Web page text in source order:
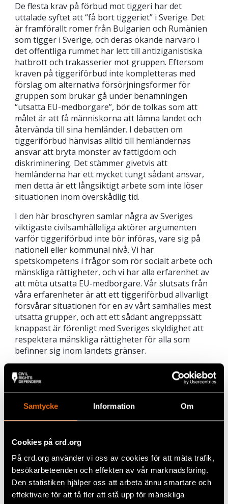
Samtycke Information Om
Cookies på crd.org
På crd.org använder vi oss av cookies för att mäta trafik,
besökarbeteenden och effekten av vår marknadsföring.
Den statistiken hjälper oss att arbeta ännu smartare och
effektivare för att få fler att stå upp för mänskliga
De flesta krav på förbud mot tiggeri har det
uttalade syftet att “få bort tiggeriet” i Sverige. Det
är framförallt romer från Bulgarien och Rumänien
som tigger i Sverige, och deras ökande närvaro i
det offentliga rummet har lett till antiziganistiska
hatbrott och trakasserier mot gruppen. Eftersom
kraven på tiggeriförbud inte kompletteras med
förslag om alternativa försörjningsformer för
gruppen som brukar gå under benämningen
“utsatta EU-medborgare”, bör de tolkas som att
målet är att få människorna att lämna landet och
återvända till sina hemländer. I debatten om
tiggeriförbud hänvisas alltid till hemländernas
ansvar att bryta mönster av fattigdom och
diskriminering. Det stämmer givetvis att
hemländerna har ett mycket tungt sådant ansvar,
men detta är ett långsiktigt arbete som inte löser
situationen inom överskådlig tid.
I den här broschyren samlar några av Sveriges
viktigaste civilsamhälleliga aktörer argumenten
varför tiggeriförbud inte bör införas, vare sig på
nationell eller kommunal nivå. Vi har
spetskompetens i frågor som rör socialt arbete och
mänskliga rättigheter, och vi har alla erfarenhet av
att möta utsatta EU-medborgare. Vår slutsats från
våra erfarenheter är att ett tiggeriförbud allvarligt
försvårar situationen för en av vårt samhälles mest
utsatta grupper, och att ett sådant angreppssätt
knappast är förenligt med Sveriges skyldighet att
respektera mänskliga rättigheter för alla som
befinner sig inom landets gränser.
Vill du läsa hela broschyren?
Ladda ner hela broschyren här:En missriktad
insats – Om tiggeriförbud och varför de inte bör
införas i Sverige
Amnesty International Sverige
Erikshjälpen
Frälsningsarmén